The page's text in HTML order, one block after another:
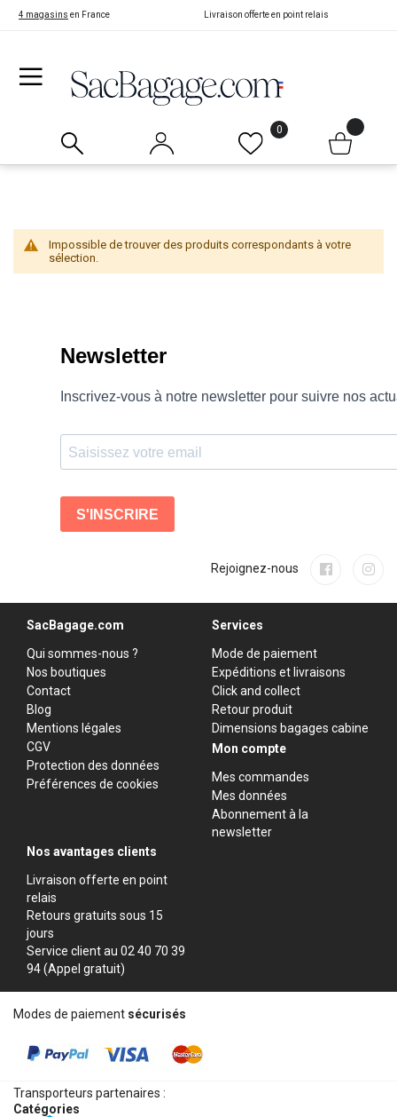
4 magasins en France Livraison offerte en point relais
0
Impossible de trouver des produits correspondants à votre
sélection.
Rejoignez-nous
SacBagage.com
Qui sommes-nous ?
Nos boutiques
Contact
Blog
Mentions légales
CGV
Protection des données
Préférences de cookies
Services
Mode de paiement
Expéditions et livraisons
Click and collect
Retour produit
Dimensions bagages cabine
Mon compte
Mes commandes
Mes données
Abonnement à la
newsletter
Nos avantages clients
Livraison offerte en point
relais
Retours gratuits sous 15
jours
Service client au 02 40 70 39
94 (Appel gratuit)
Modes de paiement sécurisés
Transporteurs partenaires :
Catégories